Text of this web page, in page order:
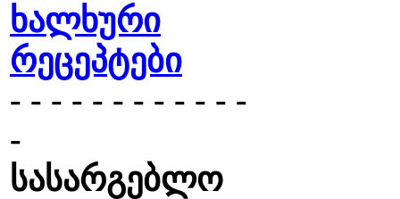
ხალხური
რეცეპტები
- - - - - - - - - - - -
-
სასარგებლო